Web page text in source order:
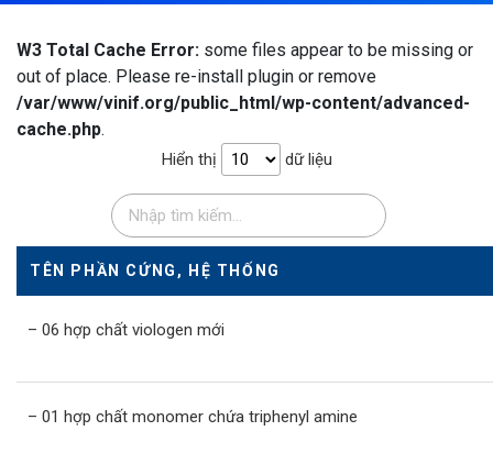
W3 Total Cache Error: some files appear to be missing or
out of place. Please re-install plugin or remove
/var/www/vinif.org/public_html/wp-content/advanced-
cache.php.
Hiển thị dữ liệu
TÊN PHẦN CỨNG, HỆ THỐNG
– 06 hợp chất viologen mới
– 01 hợp chất monomer chứa triphenyl amine